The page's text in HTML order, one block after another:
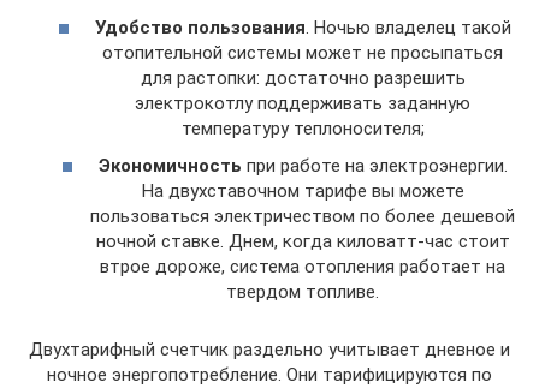
Удобство пользования. Ночью владелец такой
отопительной системы может не просыпаться
для растопки: достаточно разрешить
электрокотлу поддерживать заданную
температуру теплоносителя;
Экономичность при работе на электроэнергии.
На двухставочном тарифе вы можете
пользоваться электричеством по более дешевой
ночной ставке. Днем, когда киловатт-час стоит
втрое дороже, система отопления работает на
твердом топливе.
Двухтарифный счетчик раздельно учитывает дневное и
ночное энергопотребление. Они тарифицируются по